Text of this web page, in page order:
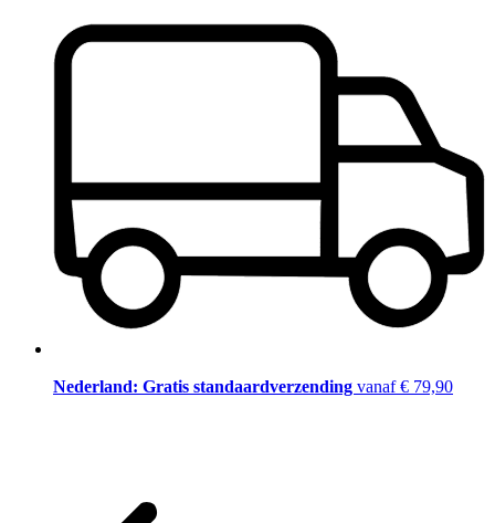
Nederland: Gratis standaardverzending vanaf € 79,90